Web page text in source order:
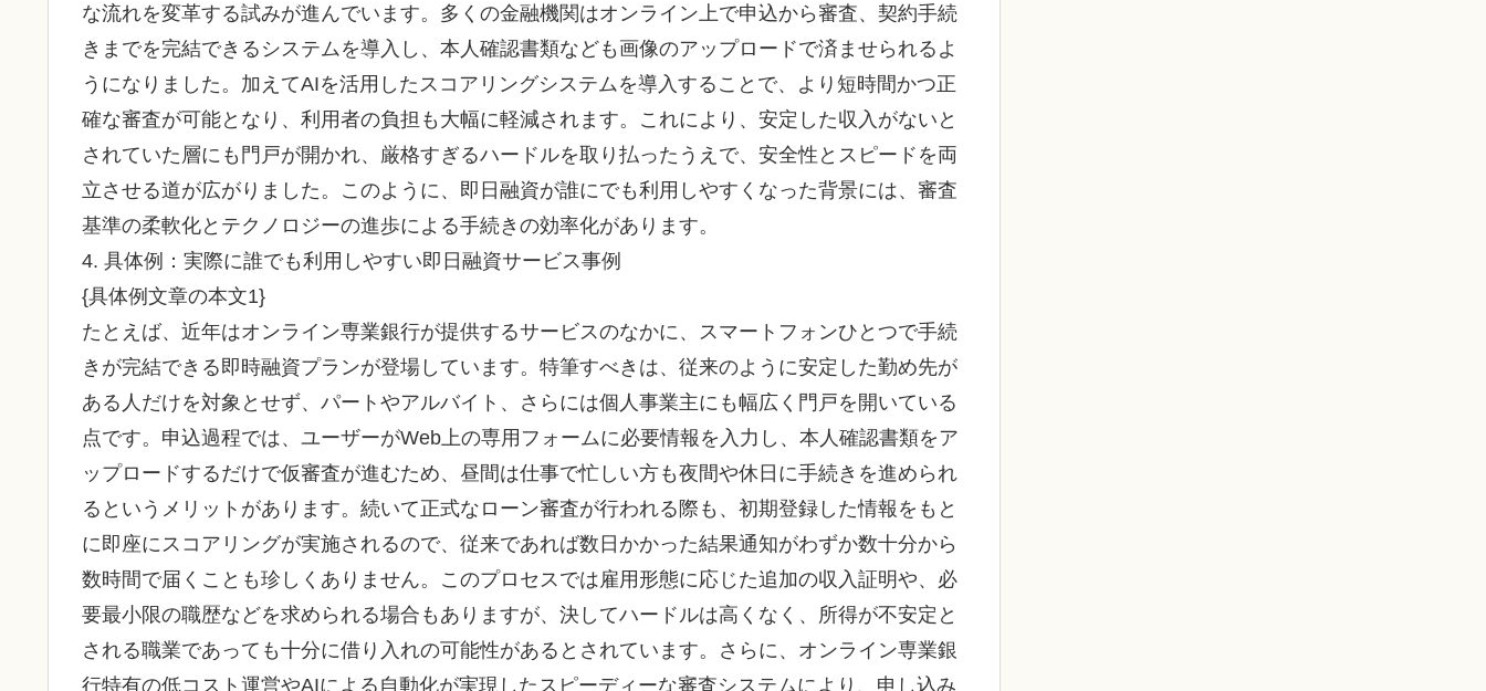
な流れを変革する試みが進んでいます。多くの金融機関はオンライン上で申込から審査、契約手続
きまでを完結できるシステムを導入し、本人確認書類なども画像のアップロードで済ませられるよ
うになりました。加えてAIを活用したスコアリングシステムを導入することで、より短時間かつ正
確な審査が可能となり、利用者の負担も大幅に軽減されます。これにより、安定した収入がないと
されていた層にも門戸が開かれ、厳格すぎるハードルを取り払ったうえで、安全性とスピードを両
立させる道が広がりました。このように、即日融資が誰にでも利用しやすくなった背景には、審査
基準の柔軟化とテクノロジーの進歩による手続きの効率化があります。
4. 具体例：実際に誰でも利用しやすい即日融資サービス事例
{具体例文章の本文1}
たとえば、近年はオンライン専業銀行が提供するサービスのなかに、スマートフォンひとつで手続
きが完結できる即時融資プランが登場しています。特筆すべきは、従来のように安定した勤め先が
ある人だけを対象とせず、パートやアルバイト、さらには個人事業主にも幅広く門戸を開いている
点です。申込過程では、ユーザーがWeb上の専用フォームに必要情報を入力し、本人確認書類をア
ップロードするだけで仮審査が進むため、昼間は仕事で忙しい方も夜間や休日に手続きを進められ
るというメリットがあります。続いて正式なローン審査が行われる際も、初期登録した情報をもと
に即座にスコアリングが実施されるので、従来であれば数日かかった結果通知がわずか数十分から
数時間で届くことも珍しくありません。このプロセスでは雇用形態に応じた追加の収入証明や、必
要最小限の職歴などを求められる場合もありますが、決してハードルは高くなく、所得が不安定と
される職業であっても十分に借り入れの可能性があるとされています。さらに、オンライン専業銀
行特有の低コスト運営やAIによる自動化が実現したスピーディーな審査システムにより、申し込み